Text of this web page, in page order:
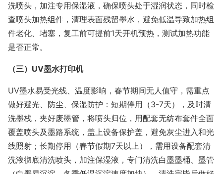
洗喷头，加注专用保湿液，确保喷头处于湿润状态，同时检
查喷头加热组件，清理表面残留墨水，避免低温导致加热组
件老化、堵塞，复工前可提前1天开机预热，测试加热功能
是否正常。
（三）UV墨水打印机
UV墨水易受光线、温度影响，春节期间无人值守，需重点
做好避光、防尘、保湿防护：短期停用（3-7天），及时清
洗墨栈，夹好废墨管，将喷头归位，用配套无纺布套件全面
覆盖喷头及墨路系统，盖上设备保护盖，避免灰尘进入和光
线照射；长期停用（春节假期7天以上），需用设备配套清
洗液彻底清洗喷头，加注保湿液，专门清洗白墨墨桶、墨管